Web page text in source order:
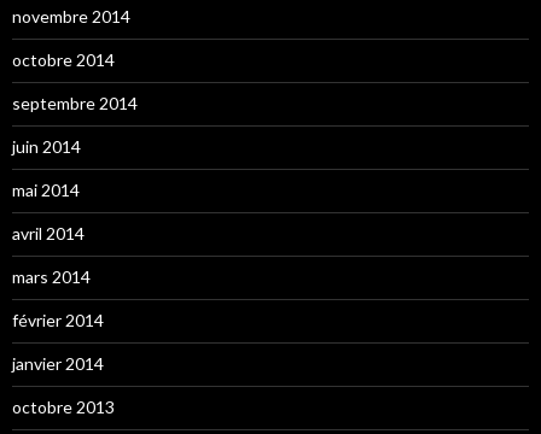
novembre 2014
octobre 2014
septembre 2014
juin 2014
mai 2014
avril 2014
mars 2014
février 2014
janvier 2014
octobre 2013